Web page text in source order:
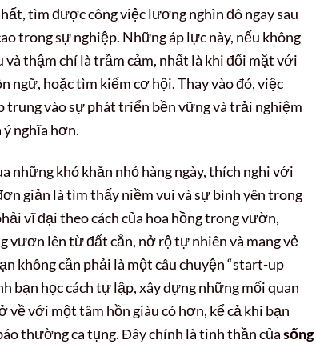
tìm được công việc lương nghìn đô ngay sau
trong sự nghiệp. Những áp lực này, nếu không
thậm chí là trầm cảm, nhất là khi đối mặt với
ngữ, hoặc tìm kiếm cơ hội. Thay vào đó, việc
trung vào sự phát triển bền vững và trải nghiệm
nghĩa hơn.
những khó khăn nhỏ hàng ngày, thích nghi với
giản là tìm thấy niềm vui và sự bình yên trong
vĩ đại theo cách của hoa hồng trong vườn,
vươn lên từ đất cằn, nở rộ tự nhiên và mang vẻ
không cần phải là một câu chuyện “start-up
bạn học cách tự lập, xây dựng những mối quan
về với một tâm hồn giàu có hơn, kể cả khi bạn
thường ca tụng. Đây chính là tinh thần củasống